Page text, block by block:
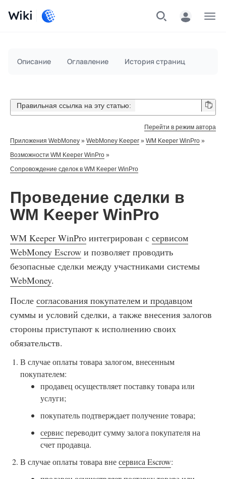
Wiki
Описание Оглавление История страниц
Правильная ссылка на эту статью:
Перейти в режим автора
Приложения WebMoney » WebMoney Keeper » WM Keeper WinPro »
Возможности WM Keeper WinPro »
Сопровождение сделок в WM Keeper WinPro
Проведение сделки в
WM Keeper WinPro
WM Keeper WinPro интегрирован с сервисом
WebMoney Escrow и позволяет проводить
безопасные сделки между участниками системы
WebMoney.
После согласования покупателем и продавцом
суммы и условий сделки, а также внесения залогов
стороны приступают к исполнению своих
обязательств.
В случае оплаты товара залогом, внесенным
покупателем:
продавец осуществляет поставку товара или
услуги;
покупатель подтверждает получение товара;
сервиспереводит сумму залога покупателя на
счет продавца.
В случае оплаты товара внесервиса Escrow: